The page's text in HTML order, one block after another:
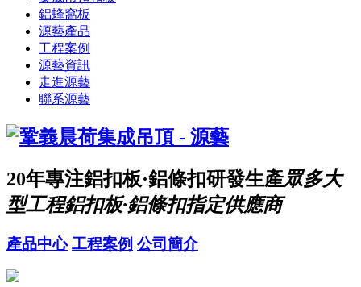
鋁蜂窩板
源藝產品
工程案例
源藝資訊
走進源藝
聯系源藝
20年專注鋁扣板·鋁條扣研發生產眾多大
型工程鋁扣板·鋁條扣指定供應商
產品中心 工程案例 公司簡介